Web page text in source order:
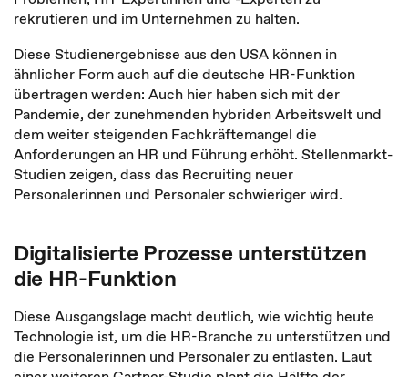
rekrutieren und im Unternehmen zu halten.
Diese Studienergebnisse aus den USA können in
ähnlicher Form auch auf die deutsche HR-Funktion
übertragen werden: Auch hier haben sich mit der
Pandemie, der zunehmenden hybriden Arbeitswelt und
dem weiter steigenden Fachkräftemangel die
Anforderungen an HR und Führung erhöht. Stellenmarkt-
Studien zeigen, dass das Recruiting neuer
Personalerinnen und Personaler schwieriger wird.
Digitalisierte Prozesse unterstützen
die HR-Funktion
Diese Ausgangslage macht deutlich, wie wichtig heute
Technologie ist, um die HR-Branche zu unterstützen und
die Personalerinnen und Personaler zu entlasten. Laut